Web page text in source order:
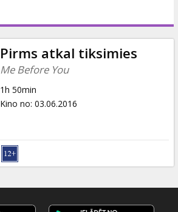
Pirms atkal tiksimies
Me Before You
1h 50min
Kino no: 03.06.2016